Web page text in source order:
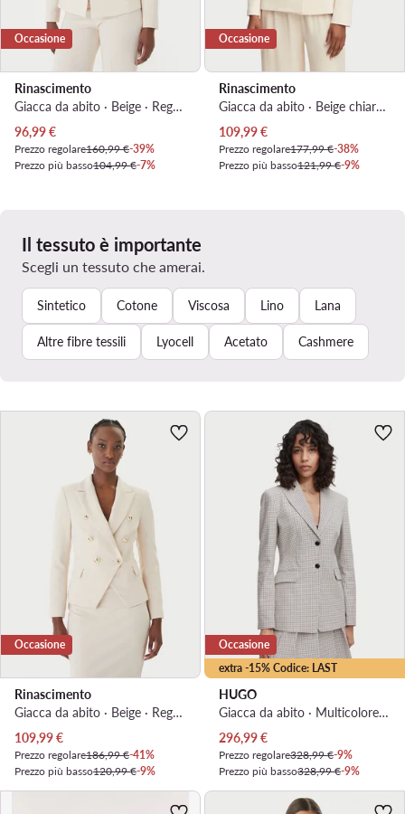
Occasione
Rinascimento
Giacca da abito · Beige · Regular Fit
Prezzo attuale
96,99€
Prezzo regolare160,99 €-39%
Prezzo più basso104,99 €-7%
Occasione
Rinascimento
Giacca da abito · Beige chiaro · Slim Fit
Prezzo attuale
109,99€
Prezzo regolare177,99 €-38%
Prezzo più basso121,99 €-9%
Il tessuto è importante
Scegli un tessuto che amerai.
Sintetico Cotone Viscosa Lino Lana
Altre fibre tessili Lyocell Acetato Cashmere
Occasione
Rinascimento
Giacca da abito · Beige · Regular Fit
Prezzo attuale
109,99€
Prezzo regolare186,99 €-41%
Prezzo più basso120,99 €-9%
extra -15% Codice: LAST
Occasione
HUGO
Giacca da abito · Multicolore · Regular Fit
Prezzo attuale
296,99€
Prezzo regolare328,99 €-9%
Prezzo più basso328,99 €-9%